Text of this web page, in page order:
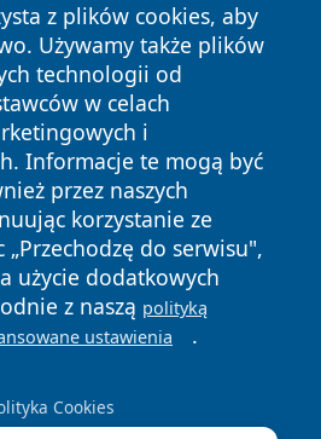
z plików cookies, aby
Używamy także plików
technologii od
w celach
i
Informacje te mogą być
przez naszych
korzystanie ze
do serwisu",
użycie dodatkowych
z naszą polityką
ustawienia .
Cookies
Wszystkie prawa
Polityka
Cookies